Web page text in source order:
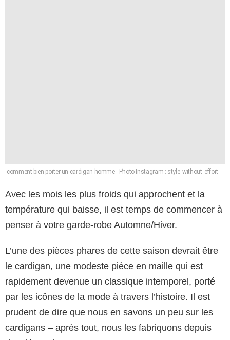
comment bien porter un cardigan homme - Photo Instagram : style_without_effort
Avec les mois les plus froids qui approchent et la
température qui baisse, il est temps de commencer à
penser à votre garde-robe Automne/Hiver.
L’une des pièces phares de cette saison devrait être
le cardigan, une modeste pièce en maille qui est
rapidement devenue un classique intemporel, porté
par les icônes de la mode à travers l’histoire. Il est
prudent de dire que nous en savons un peu sur les
cardigans – après tout, nous les fabriquons depuis